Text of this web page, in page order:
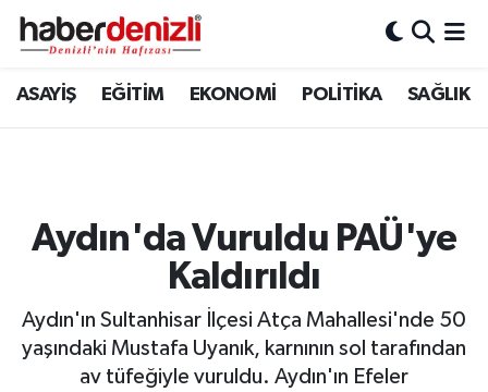
ASAYİŞ EĞİTİM EKONOMİ POLİTİKA SAĞLIK
Aydın'da Vuruldu PAÜ'ye
Kaldırıldı
Aydın'ın Sultanhisar İlçesi Atça Mahallesi'nde 50
yaşındaki Mustafa Uyanık, karnının sol tarafından
av tüfeğiyle vuruldu. Aydın'ın Efeler
Denizli Nöbetçi Eczaneler
Puan Durumu ve Fikstür
Son Dakika Haberleri